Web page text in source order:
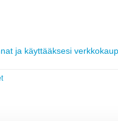
ja käyttääksesi